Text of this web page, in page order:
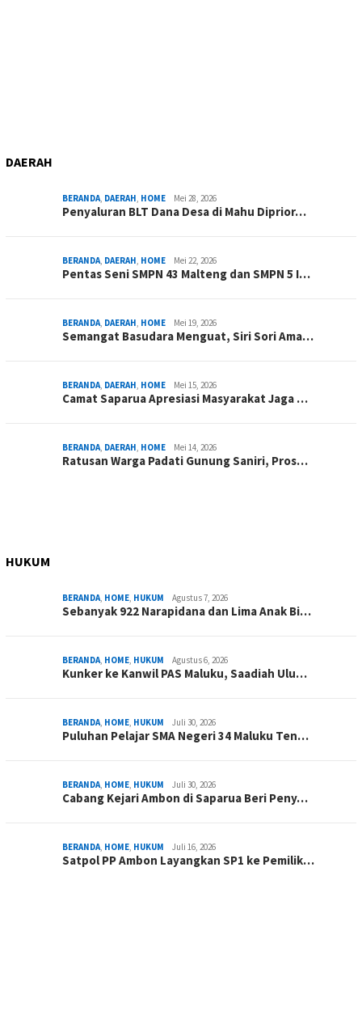
DAERAH
BERANDA DAERAH HOME Mei 28, 2026
Penyaluran BLT Dana Desa di Mahu Diprior…
BERANDA DAERAH HOME Mei 22, 2026
Pentas Seni SMPN 43 Malteng dan SMPN 5 I…
BERANDA DAERAH HOME Mei 19, 2026
Semangat Basudara Menguat, Siri Sori Ama…
BERANDA DAERAH HOME Mei 15, 2026
Camat Saparua Apresiasi Masyarakat Jaga …
BERANDA DAERAH HOME Mei 14, 2026
Ratusan Warga Padati Gunung Saniri, Pros…
HUKUM
BERANDA HOME HUKUM Agustus 7, 2026
Sebanyak 922 Narapidana dan Lima Anak Bi…
BERANDA HOME HUKUM Agustus 6, 2026
Kunker ke Kanwil PAS Maluku, Saadiah Ulu…
BERANDA HOME HUKUM Juli 30, 2026
Puluhan Pelajar SMA Negeri 34 Maluku Ten…
BERANDA HOME HUKUM Juli 30, 2026
Cabang Kejari Ambon di Saparua Beri Peny…
BERANDA HOME HUKUM Juli 16, 2026
Satpol PP Ambon Layangkan SP1 ke Pemilik…